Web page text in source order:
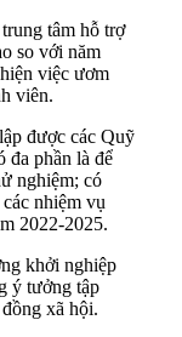
tâm hỗ trợ
so với năm
việc ươm
viên.
được các Quỹ
đa phần là để
nghiệm; có
nhiệm vụ
2022-2025.
khởi nghiệp
ý tưởng tập
xã hội.